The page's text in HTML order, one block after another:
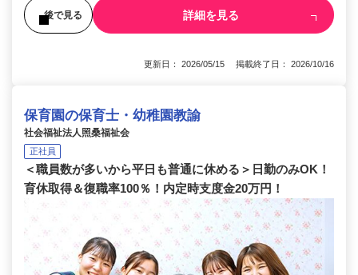
後で見る 詳細を見る
更新日： 2026/05/15 掲載終了日： 2026/10/16
保育園の保育士・幼稚園教諭
社会福祉法人照桑福祉会
正社員
＜職員数が多いから平日も普通に休める＞日勤のみOK！
育休取得＆復職率100％！内定時支度金20万円！